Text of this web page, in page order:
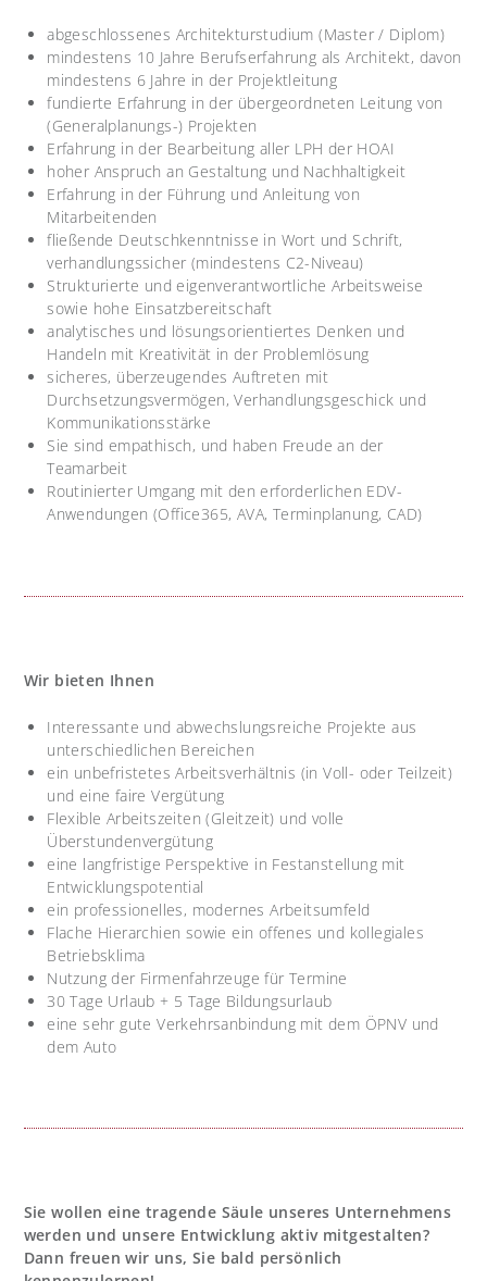
abgeschlossenes Architekturstudium (Master / Diplom)
mindestens 10 Jahre Berufserfahrung als Architekt, davon
mindestens 6 Jahre in der Projektleitung
fundierte Erfahrung in der übergeordneten Leitung von
(Generalplanungs-) Projekten
Erfahrung in der Bearbeitung aller LPH der HOAI
hoher Anspruch an Gestaltung und Nachhaltigkeit
Erfahrung in der Führung und Anleitung von
Mitarbeitenden
fließende Deutschkenntnisse in Wort und Schrift,
verhandlungssicher (mindestens C2-Niveau)
Strukturierte und eigenverantwortliche Arbeitsweise
sowie hohe Einsatzbereitschaft
analytisches und lösungsorientiertes Denken und
Handeln mit Kreativität in der Problemlösung
sicheres, überzeugendes Auftreten mit
Durchsetzungsvermögen, Verhandlungsgeschick und
Kommunikationsstärke
Sie sind empathisch, und haben Freude an der
Teamarbeit
Routinierter Umgang mit den erforderlichen EDV-
Anwendungen (Office365, AVA, Terminplanung, CAD)
Wir bieten Ihnen
Interessante und abwechslungsreiche Projekte aus
unterschiedlichen Bereichen
ein unbefristetes Arbeitsverhältnis (in Voll- oder Teilzeit)
und eine faire Vergütung
Flexible Arbeitszeiten (Gleitzeit) und volle
Überstundenvergütung
eine langfristige Perspektive in Festanstellung mit
Entwicklungspotential
ein professionelles, modernes Arbeitsumfeld
Flache Hierarchien sowie ein offenes und kollegiales
Betriebsklima
Nutzung der Firmenfahrzeuge für Termine
30 Tage Urlaub + 5 Tage Bildungsurlaub
eine sehr gute Verkehrsanbindung mit dem ÖPNV und
dem Auto
Sie wollen eine tragende Säule unseres Unternehmens
werden und unsere Entwicklung aktiv mitgestalten?
Dann freuen wir uns, Sie bald persönlich